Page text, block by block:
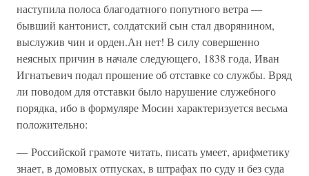
наступила полоса благодатного попутного ветра —
бывший кантонист, солдатский сын стал дворянином,
выслужив чин и орден.Ан нет! В силу совершенно
неясных причин в начале следующего, 1838 года, Иван
Игнатьевич подал прошение об отставке со службы. Вряд
ли поводом для отставки было нарушение служебного
порядка, ибо в формуляре Мосин характеризуется весьма
положительно:
— Российской грамоте читать, писать умеет, арифметику
знает, в домовых отпусках, в штрафах по суду и без суда